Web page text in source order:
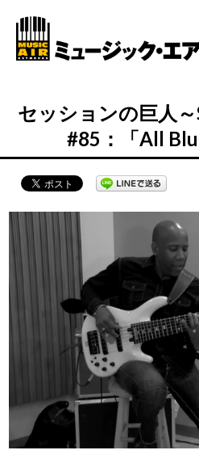
セッションの巨人
#85：「All